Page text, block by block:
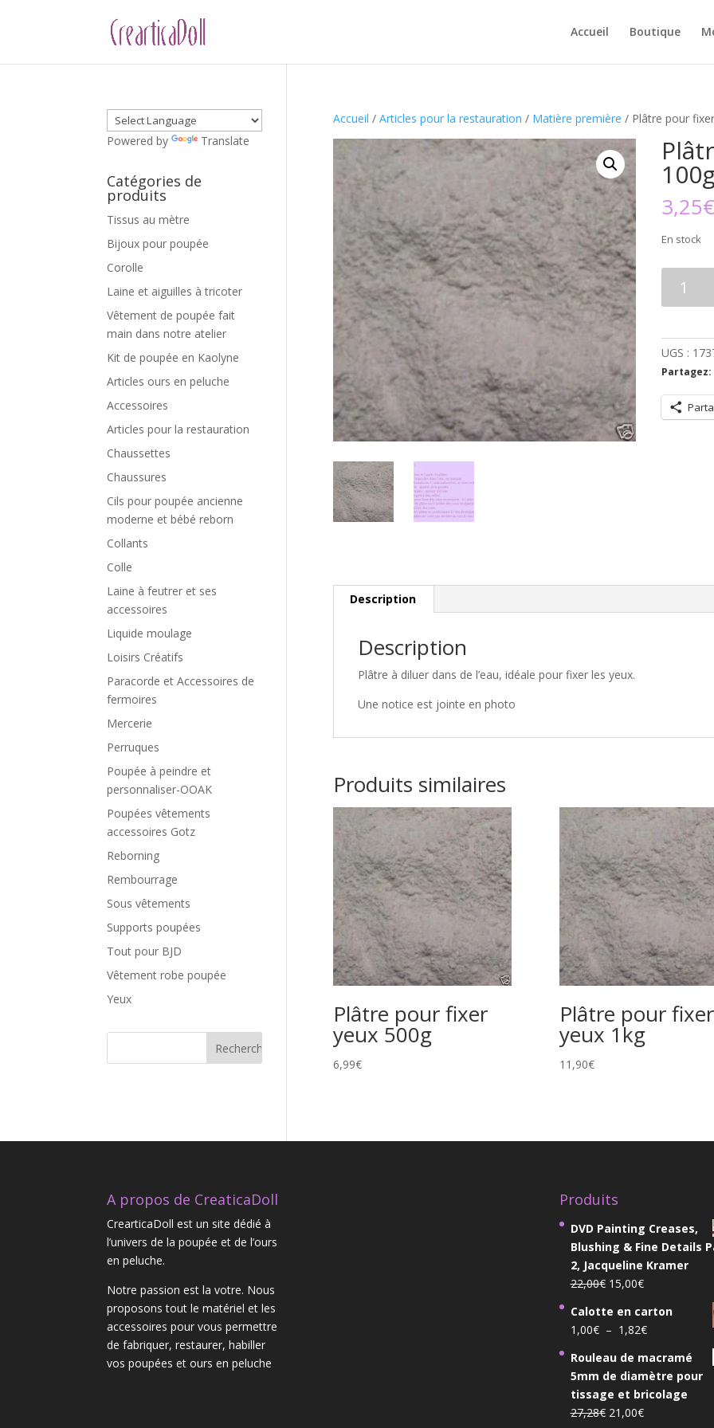
Accueil Boutique
Accueil / Articles pour la restauration / Matière première / Plâtre pour
3,25€
En stock
fixer
yeux
UGS :
Partagez:
Description
Description
Plâtre à diluer dans de l’eau, idéale pour fixer les yeux.
Une notice est jointe en photo
Produits similaires
Plâtre pour fixer
yeux 500g
6,99€
Plâtre pour fixer
yeux 1kg
11,90€
Powered by Translate
Catégories de
produits
Tissus au mètre
Bijoux pour poupée
Corolle
Laine et aiguilles à tricoter
Vêtement de poupée fait
main dans notre atelier
Kit de poupée en Kaolyne
Articles ours en peluche
Accessoires
Articles pour la restauration
Chaussettes
Chaussures
Cils pour poupée ancienne
moderne et bébé reborn
Collants
Colle
Laine à feutrer et ses
accessoires
Liquide moulage
Loisirs Créatifs
Paracorde et Accessoires de
fermoires
Mercerie
Perruques
Poupée à peindre et
personnaliser-OOAK
Poupées vêtements
accessoires Gotz
Reborning
Rembourrage
Sous vêtements
Supports poupées
Tout pour BJD
Vêtement robe poupée
Yeux
A propos de CreaticaDoll
CrearticaDoll est un site dédié à
l’univers de la poupée et de l’ours
en peluche.
Notre passion est la votre. Nous
proposons tout le matériel et les
accessoires pour vous permettre
de fabriquer, restaurer, habiller
vos poupées et ours en peluche
Produits
DVD Painting Creases,
Blushing & Fine Details
2, Jacqueline Kramer
22,00€ Le
initial
était :
22,00€.
15,00€Le
actuel
est :
15,00€.
Calotte en carton
1,00€ – 1,82€Plage
prix :
1,00€
à
Rouleau de macramé
5mm de diamètre pour
tissage et bricolage
27,28€ Le
21,00€Le